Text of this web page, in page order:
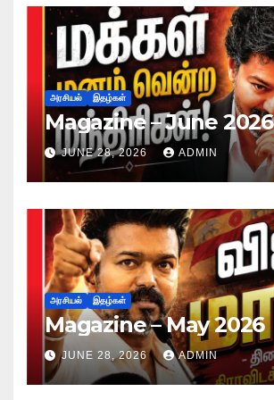
அரசியல் இதழ்கள்
Magazine – June 2026
JUNE 28, 2026 ADMIN
அரசியல் இதழ்கள்
Magazine – May 2026
JUNE 28, 2026 ADMIN